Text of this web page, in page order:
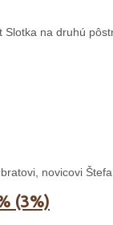
Slotka na druhú
novicovi
(3%)